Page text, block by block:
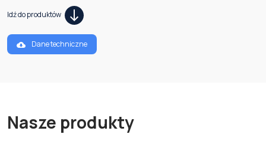
Idź do produktów
Dane techniczne
Nasze produkty